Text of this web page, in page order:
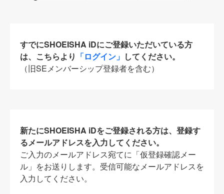
すでにSHOEISHA iDにご登録いただいている方
は、こちらより 「ログイン」 してください。
（旧SEメンバーシップ登録者を含む）
新たにSHOEISHA iDをご登録される方は、登録す
るメールアドレスを入力してください。
ご入力のメールアドレス宛てに「仮登録確認メー
ル」をお送りします。受信可能なメールアドレスを
入力してください。